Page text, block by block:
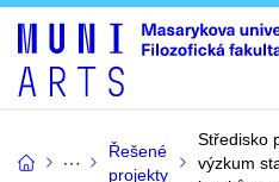
Řešené
projekty
Středisko
výzkum